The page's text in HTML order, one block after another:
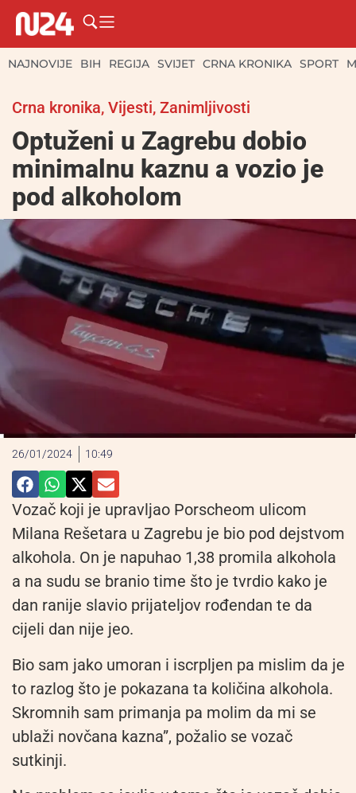
NAJNOVIJE BIH REGIJA SVIJET CRNA KRONIKA SPORT
Crna kronika, Vijesti, Zanimljivosti
Optuženi u Zagrebu dobio
minimalnu kaznu a vozio je
pod alkoholom
26/01/2024 10:49
Vozač koji je upravljao Porscheom ulicom
Milana Rešetara u Zagrebu je bio pod dejstvom
alkohola. On je napuhao 1,38 promila alkohola
a na sudu se branio time što je tvrdio kako je
dan ranije slavio prijateljov rođendan te da
cijeli dan nije jeo.
Bio sam jako umoran i iscrpljen pa mislim da je
to razlog što je pokazana ta količina alkohola.
Skromnih sam primanja pa molim da mi se
ublaži novčana kazna”, požalio se vozač
sutkinji.